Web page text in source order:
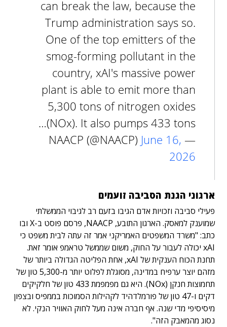
can break the law, because the
Trump administration says so.
One of the top emitters of the
smog-forming pollutant in the
country, xAI's massive power
plant is able to emit more than
5,300 tons of nitrogen oxides
(NOx). It also pumps 433 tons…
— NAACP (@NAACP)
June 16,
2026
ארגוני הגנת הסביבה זועמים
פעילי סביבה וזכויות אדם הגיבו בזעם רב לגיבוי הממשלתי
שמוענק למאסק. הארגון התובע, NAACP, פרסם פוסט ב-X ובו
כתב: "משרד המשפטים האמריקני אמר זה עתה לבית משפט כי
xAI יכולה לעבור על החוק, משום שממשל טראמפ אומר זאת.
תחנת הכוח הענקית של xAI, אחת הפליטה הגדולה ביותר של
מזהם יוצר ערפיח במדינה, מסוגלת לפלוט יותר מ-5,300 טון של
תחמוצות חנקן (NOx). היא גם מפמפמת 433 טון של חלקיקים
דקים ו-47 טון של פורמלדהיד לקהילות הסמוכות בממפיס ובצפון
מיסיסיפי מדי שנה. אף חברה אינה מעל לחוק האוויר הנקי. לא
נסוג מהמאבק הזה".